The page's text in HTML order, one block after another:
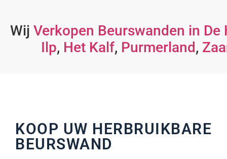
Wij Verkopen Beurswanden in De
Ilp, Het Kalf, Purmerland,
KOOP UW HERBRUIKBARE
BEURSWAND